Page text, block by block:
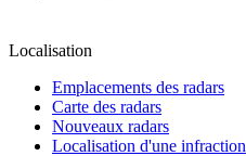
Localisation
Emplacements des radars
Carte des radars
Nouveaux radars
Localisation d'une infraction